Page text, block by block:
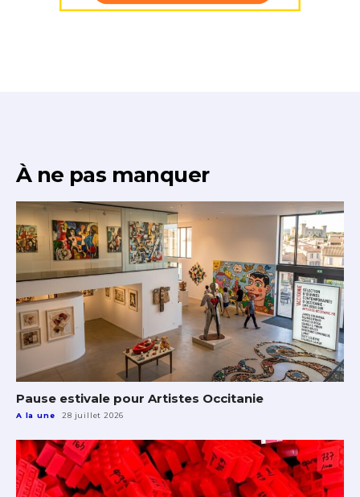
J'accepte lestermes et conditions
* Champ obligatoire
À ne pas manquer
Pause estivale pour Artistes Occitanie
A la une 28 juillet 2026